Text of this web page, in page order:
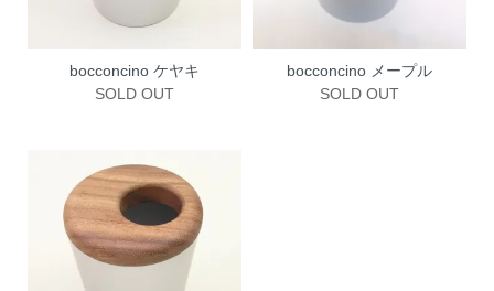
bocconcino ケヤキ
SOLD OUT
bocconcino メープル
SOLD OUT